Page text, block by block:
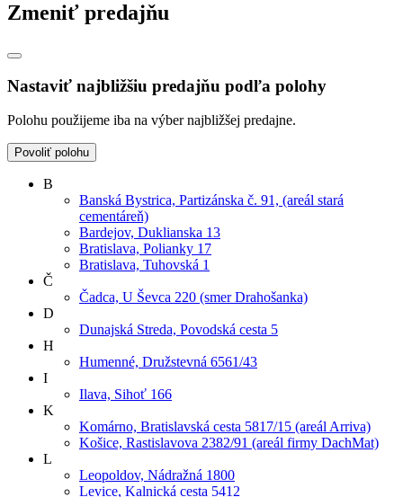
Zmeniť predajňu
Nastaviť najbližšiu predajňu podľa polohy
Polohu použijeme iba na výber najbližšej predajne.
Povoliť polohu
B
Banská Bystrica, Partizánska č. 91, (areál stará
cementáreň)
Bardejov, Duklianska 13
Bratislava, Polianky 17
Bratislava, Tuhovská 1
Č
Čadca, U Ševca 220 (smer Drahošanka)
D
Dunajská Streda, Povodská cesta 5
H
Humenné, Družstevná 6561/43
I
Ilava, Sihoť 166
K
Komárno, Bratislavská cesta 5817/15 (areál Arriva)
Košice, Rastislavova 2382/91 (areál firmy DachMat)
L
Leopoldov, Nádražná 1800
Levice, Kalnická cesta 5412